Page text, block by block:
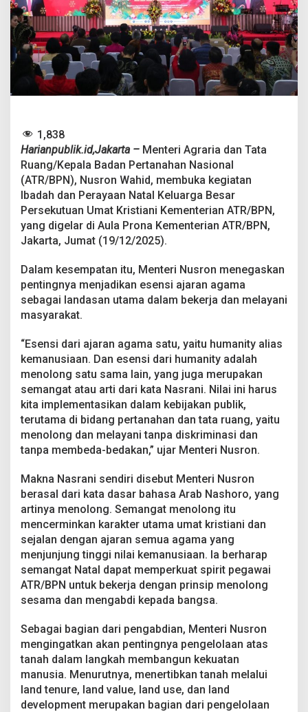
2
0
2
5
,
n
N
u
s
o
n
:
J
d
i
k
a
e
n
s
i
A
a
m
a
e
a
g
a
i
S
p
r
i
B
e
k
e
r
j
1,838
Harianpublik.id,Jakarta – Menteri Agraria dan Tata
Ruang/Kepala Badan Pertanahan Nasional
(ATR/BPN), Nusron Wahid, membuka kegiatan
Ibadah dan Perayaan Natal Keluarga Besar
Persekutuan Umat Kristiani Kementerian ATR/BPN,
yang digelar di Aula Prona Kementerian ATR/BPN,
Jakarta, Jumat (19/12/2025).
Dalam kesempatan itu, Menteri Nusron menegaskan
pentingnya menjadikan esensi ajaran agama
sebagai landasan utama dalam bekerja dan melayani
masyarakat.
“Esensi dari ajaran agama satu, yaitu humanity alias
kemanusiaan. Dan esensi dari humanity adalah
menolong satu sama lain, yang juga merupakan
semangat atau arti dari kata Nasrani. Nilai ini harus
kita implementasikan dalam kebijakan publik,
terutama di bidang pertanahan dan tata ruang, yaitu
menolong dan melayani tanpa diskriminasi dan
tanpa membeda-bedakan,” ujar Menteri Nusron.
Makna Nasrani sendiri disebut Menteri Nusron
berasal dari kata dasar bahasa Arab Nashoro, yang
artinya menolong. Semangat menolong itu
mencerminkan karakter utama umat kristiani dan
sejalan dengan ajaran semua agama yang
menjunjung tinggi nilai kemanusiaan. Ia berharap
semangat Natal dapat memperkuat spirit pegawai
ATR/BPN untuk bekerja dengan prinsip menolong
sesama dan mengabdi kepada bangsa.
Sebagai bagian dari pengabdian, Menteri Nusron
mengingatkan akan pentingnya pengelolaan atas
tanah dalam langkah membangun kekuatan
manusia. Menurutnya, menertibkan tanah melalui
land tenure, land value, land use, dan land
development merupakan bagian dari pengelolaan